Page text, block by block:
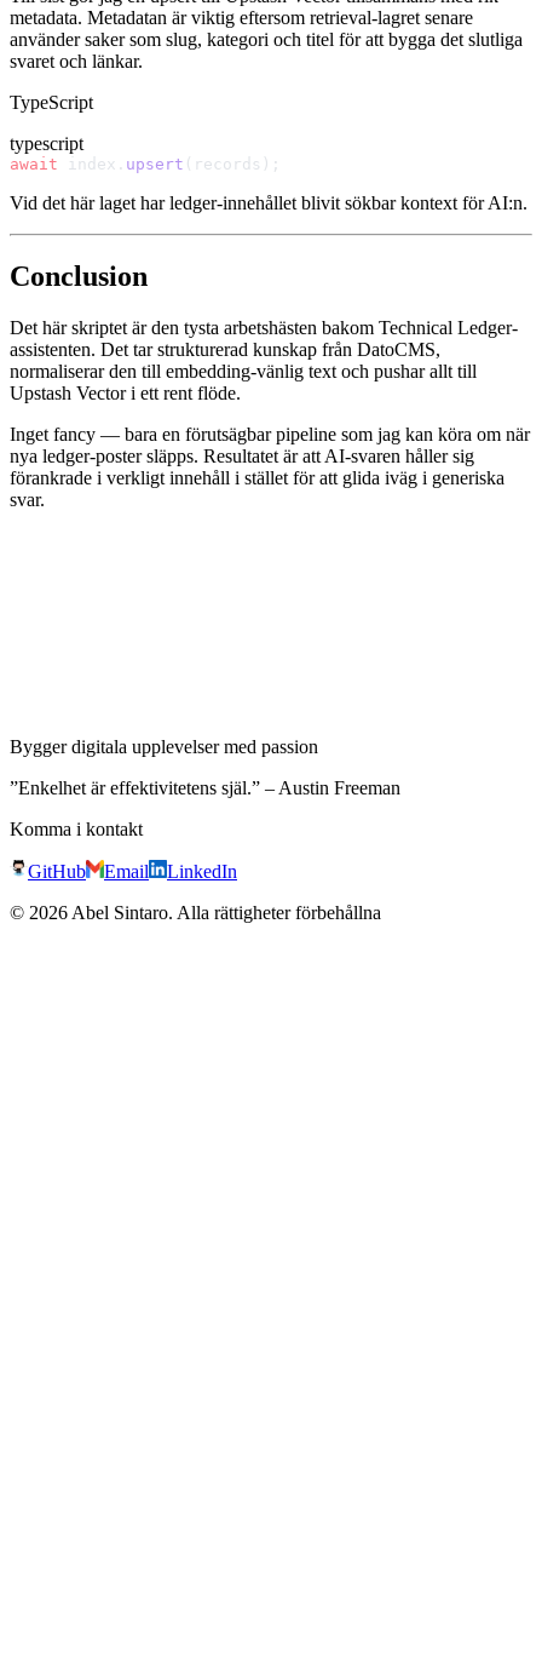
metadata. Metadatan är viktig eftersom retrieval-lagret senare
använder saker som slug, kategori och titel för att bygga det slutliga
svaret och länkar.
TypeScript
typescript
await index. upsert (records);
Vid det här laget har ledger-innehållet blivit sökbar kontext för AI:n.
Conclusion
Det här skriptet är den tysta arbetshästen bakom Technical Ledger-
assistenten. Det tar strukturerad kunskap från DatoCMS,
normaliserar den till embedding-vänlig text och pushar allt till
Upstash Vector i ett rent flöde.
Inget fancy — bara en förutsägbar pipeline som jag kan köra om när
nya ledger-poster släpps. Resultatet är att AI-svaren håller sig
förankrade i verkligt innehåll i stället för att glida iväg i generiska
svar.
Bygger digitala upplevelser med passion
”Enkelhet är effektivitetens själ.” – Austin Freeman
Komma i kontakt
GitHub Email
LinkedIn
© 2026 Abel Sintaro. Alla rättigheter förbehållna